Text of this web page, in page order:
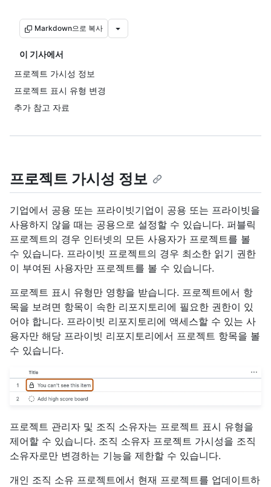
Markdown으로 복사
이 기사에서
프로젝트 가시성 정보
프로젝트 표시 유형 변경
추가 참고 자료
프로젝트 가시성 정보
기업에서 공용 또는 프라이빗기업이 공용 또는 프라이빗을
사용하지 않을 때는 공용으로 설정할 수 있습니다. 퍼블릭
프로젝트의 경우 인터넷의 모든 사용자가 프로젝트를 볼
수 있습니다. 프라이빗 프로젝트의 경우 최소한 읽기 권한
이 부여된 사용자만 프로젝트를 볼 수 있습니다.
프로젝트 표시 유형만 영향을 받습니다. 프로젝트에서 항
목을 보려면 항목이 속한 리포지토리에 필요한 권한이 있
어야 합니다. 프라이빗 리포지토리에 액세스할 수 있는 사
용자만 해당 프라이빗 리포지토리에서 프로젝트 항목을 볼
수 있습니다.
프로젝트 관리자 및 조직 소유자는 프로젝트 표시 유형을
제어할 수 있습니다. 조직 소유자 프로젝트 가시성을 조직
소유자로만 변경하는 기능을 제한할 수 있습니다.
개인 조직 소유 프로젝트에서 현재 프로젝트를 업데이트하